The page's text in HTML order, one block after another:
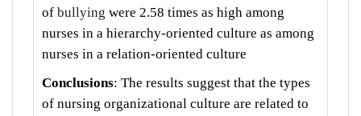
of bullying were 2.58 times as high among
nurses in a hierarchy-oriented culture as among
nurses in a relation-oriented culture
Conclusions: The results suggest that the types
of nursing organizational culture are related to